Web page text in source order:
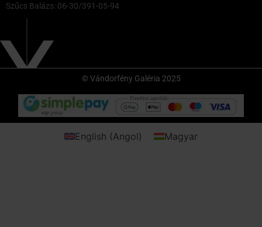
Szűcs Balázs: 06-30/391-05-94
© Vándorfény Galéria 2025
English (Angol) Magyar